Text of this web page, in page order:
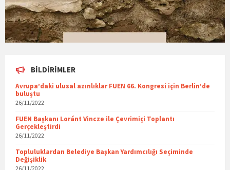
BILDIRIMLER
Avrupa’daki ulusal azınlıklar FUEN 66. Kongresi için Berlin’de
buluştu
26/11/2022
FUEN Başkanı Loránt Vincze ile Çevrimiçi Toplantı
Gerçekleştirdi
26/11/2022
Topluluklardan Belediye Başkan Yardımcılığı Seçiminde
Değişiklik
26/11/2022